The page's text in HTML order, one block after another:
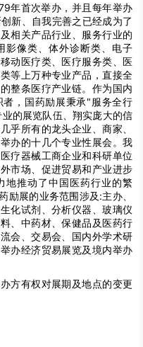
年首次举办，并且每年举办
新、自我完善之已经成为了
相关产品行业、服务行业的
影像类、体外诊断类、电子
动医疗类、医疗服务类、医
等上万种专业产品，直接全
整条医疗产业链。作为国内
，国药励展秉承"服务全行
的展览队伍、翔实庞大的信
乎所有的龙头企业、商家、
办的十几个专业性展会。我
疗器械工商企业和科研单位
市场、促进贸易和产业进步
地推动了中国医药行业的繁
励展的业务范围涉及:主办、
化试剂、分析仪器、玻璃仪
、中药材、保健品及医药行
会、交易会、国内外学术研
办经济贸易展览及境内举办
方有权对展期及地点的变更